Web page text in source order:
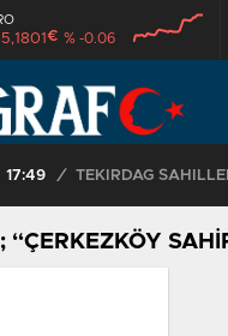
€ % -0.06
17:49 /
“ÇERKEZKÖY